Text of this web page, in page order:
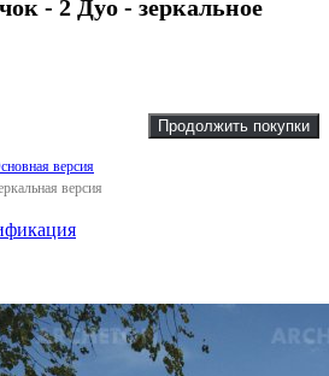
- 2 Дуо - зеркальное
Продолжить покупки
версия
версия